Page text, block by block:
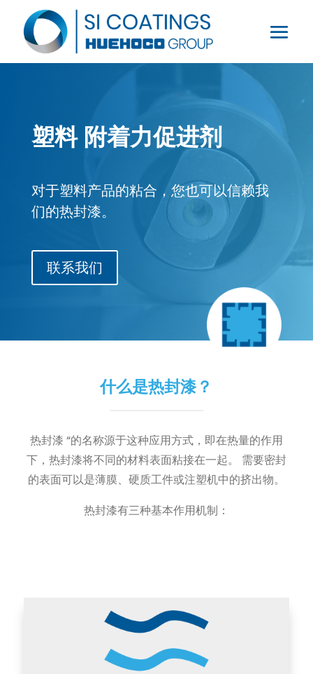
塑料 附着力促进剂
对于塑料产品的粘合，您也可以信赖我
们的热封漆。
联系我们
什么是热封漆？
热封漆 “的名称源于这种应用方式，即在热量的作用
下，热封漆将不同的材料表面粘接在一起。 需要密封
的表面可以是薄膜、硬质工件或注塑机中的挤出物。
热封漆有三种基本作用机制：